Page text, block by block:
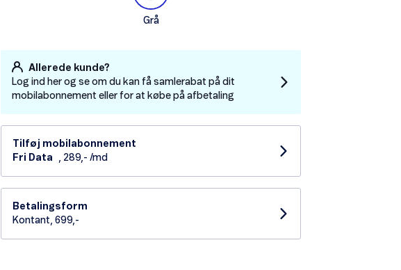
Grå
Allerede kunde?
Log ind her og se om du kan få samlerabat på dit
mobilabonnement eller for at købe på afbetaling
Tilføj mobilabonnement
Fri Data
, 289,- /md
Betalingsform
Kontant, 699,-